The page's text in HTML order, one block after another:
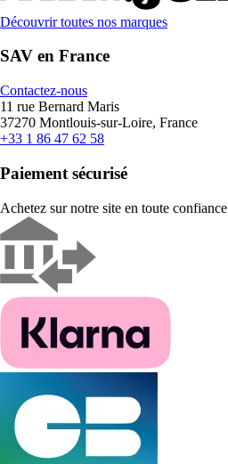
Découvrir toutes nos marques
SAV en France
Contactez-nous
11 rue Bernard Maris
37270 Montlouis-sur-Loire, France
+33 1 86 47 62 58
Paiement sécurisé
Achetez sur notre site en toute confiance